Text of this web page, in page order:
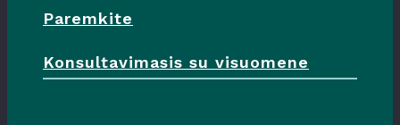
Paremkite
Konsultavimasis su visuomene